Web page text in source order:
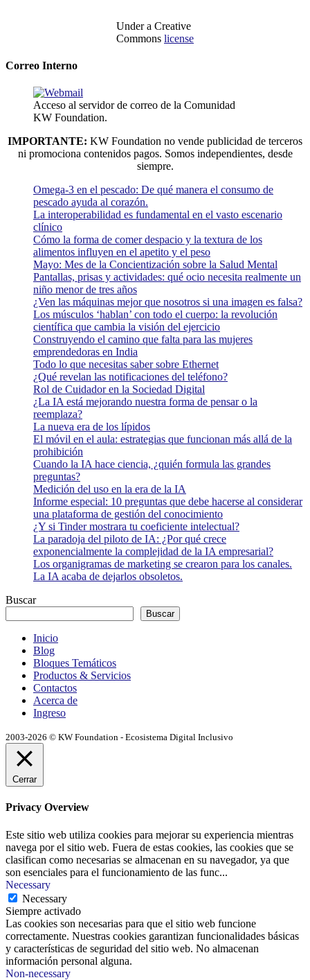
Under a Creative
Commons license
Correo Interno
Acceso al servidor de correo de la Comunidad
KW Foundation.
IMPORTANTE: KW Foundation no vende publicidad de terceros
ni promociona contenidos pagos. Somos independientes, desde
siempre.
Omega-3 en el pescado: De qué manera el consumo de
pescado ayuda al corazón.
La interoperabilidad es fundamental en el vasto escenario
clínico
Cómo la forma de comer despacio y la textura de los
alimentos influyen en el apetito y el peso
Mayo: Mes de la Concientización sobre la Salud Mental
Pantallas, prisas y actividades: qué ocio necesita realmente un
niño menor de tres años
¿Ven las máquinas mejor que nosotros si una imagen es falsa?
Los músculos ‘hablan’ con todo el cuerpo: la revolución
científica que cambia la visión del ejercicio
Construyendo el camino que falta para las mujeres
emprendedoras en India
Todo lo que necesitas saber sobre Ethernet
¿Qué revelan las notificaciones del teléfono?
Rol de Cuidador en la Sociedad Digital
¿La IA está mejorando nuestra forma de pensar o la
reemplaza?
La nueva era de los lípidos
El móvil en el aula: estrategias que funcionan más allá de la
prohibición
Cuando la IA hace ciencia, ¿quién formula las grandes
preguntas?
Medición del uso en la era de la IA
Informe especial: 10 preguntas que debe hacerse al considerar
una plataforma de gestión del conocimiento
¿Y si Tinder mostrara tu coeficiente intelectual?
La paradoja del piloto de IA: ¿Por qué crece
exponencialmente la complejidad de la IA empresarial?
Los organigramas de marketing se crearon para los canales.
La IA acaba de dejarlos obsoletos.
Buscar
Buscar
Inicio
Blog
Bloques Temáticos
Productos & Servicios
Contactos
Acerca de
Ingreso
2003-2026 © KW Foundation - Ecosistema Digital Inclusivo
Cerrar
Privacy Overview
Este sitio web utiliza cookies para mejorar su experiencia mientras
navega por el sitio web. Fuera de estas cookies, las cookies que se
clasifican como necesarias se almacenan en su navegador, ya que
son esenciales para el funcionamiento de las func...
Necessary
Necessary
Siempre activado
Las cookies son necesarias para que el sitio web funcione
correctamente. Nuestras cookies garantizan funcionalidades básicas
y características de seguridad del sitio web. No almacenan
información personal alguna.
Non-necessary